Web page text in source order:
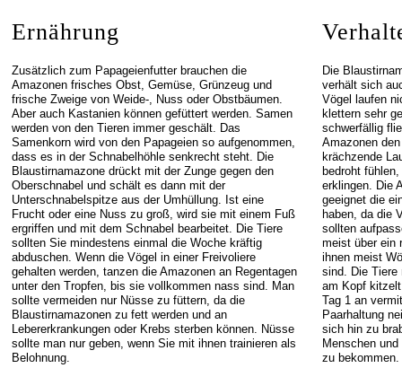
Ernährung
Zusätzlich zum Papageienfutter brauchen die
Amazonen frisches Obst, Gemüse, Grünzeug und
frische Zweige von Weide-, Nuss oder Obstbäumen.
Aber auch Kastanien können gefüttert werden. Samen
werden von den Tieren immer geschält. Das
Samenkorn wird von den Papageien so aufgenommen,
dass es in der Schnabelhöhle senkrecht steht. Die
Blaustirnamazone drückt mit der Zunge gegen den
Oberschnabel und schält es dann mit der
Unterschnabelspitze aus der Umhüllung. Ist eine
Frucht oder eine Nuss zu groß, wird sie mit einem Fuß
ergriffen und mit dem Schnabel bearbeitet. Die Tiere
sollten Sie mindestens einmal die Woche kräftig
abduschen. Wenn die Vögel in einer Freivoliere
gehalten werden, tanzen die Amazonen an Regentagen
unter den Tropfen, bis sie vollkommen nass sind. Man
sollte vermeiden nur Nüsse zu füttern, da die
Blaustirnamazonen zu fett werden und an
Lebererkrankungen oder Krebs sterben können. Nüsse
sollte man nur geben, wenn Sie mit ihnen trainieren als
Belohnung.
Die
verhält sich
Vögel laufen
klettern sehr
schwerfällig
Amazonen
krächzende
bedroht
erklingen. Die
geeignet die
haben, da die
sollten
meist über ein
ihnen meist
sind. Die Tiere
am Kopf
Tag 1 an
Paarhaltung
sich hin zu
Menschen
zu bekommen.